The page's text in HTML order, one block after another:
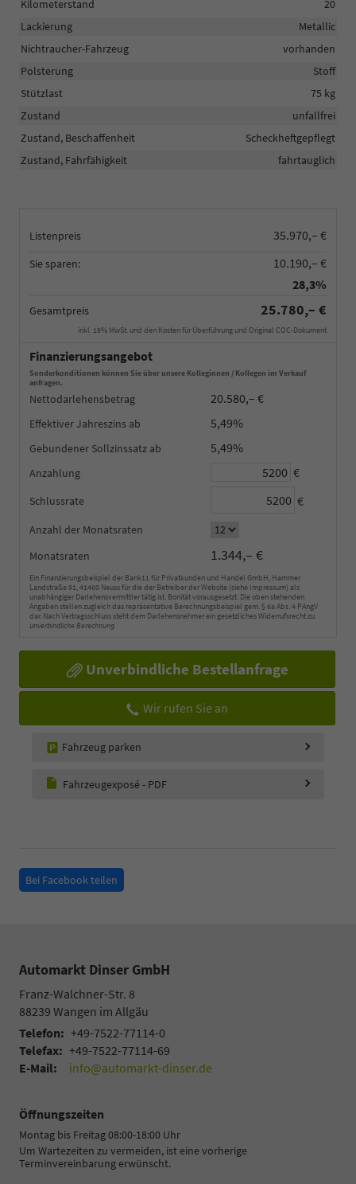
Listenpreis 35.970,– €
Sie sparen:
10.190,– €
28,3%
Gesamtpreis 25.780,– €
inkl. 19% MwSt. und den Kosten für Überführung und Original COC-Dokument
Finanzierungsangebot
Sonderkonditionen können Sie über unsere Kolleginnen / Kollegen im Verkauf
anfragen.
Nettodarlehensbetrag 20.580,– €
Effektiver Jahreszins 5,49%
Gebundener Sollzinssatz 5,49%
Anzahlung €
Schlussrate €
Anzahl der Monatsraten
Monatsraten
1.344,– €
Ein Finanzierungsbeispiel der Bank11 für Privatkunden und Handel GmbH, Hammer
Landstraße 91, 41460 Neuss für die der Betreiber der Website (siehe Impressum) als
unabhängiger Darlehensvermittler tätig ist. Bonität vorausgesetzt. Die oben stehenden
Angaben stellen zugleich das repräsentative Berechnungsbeispiel gem. § 6a Abs. 4 PAngV
dar. Nach Vertragsschluss steht dem Darlehensnehmer ein gesetzliches Widerrufsrecht zu.
unverbindliche Berechnung
Unverbindliche Bestellanfrage
Wir rufen Sie an
Fahrzeug parken
Fahrzeugexposé - PDF
Kilometerstand
20
Lackierung
Metallic
Nichtraucher-Fahrzeug
vorhanden
Polsterung
Stoff
Stützlast
75 kg
Zustand
unfallfrei
Zustand, Beschaffenheit
Scheckheftgepflegt
Zustand, Fahrfähigkeit
fahrtauglich
Bei Facebook teilen
Automarkt Dinser GmbH
Franz-Walchner-Str. 8
88239 Wangen im Allgäu
Telefon: +49-7522-77114-0
Telefax: +49-7522-77114-69
E-Mail:
info@automarkt-dinser.de
Öffnungszeiten
Montag bis Freitag 08:00-18:00 Uhr
Um Wartezeiten zu vermeiden, ist eine vorherige
Terminvereinbarung erwünscht.